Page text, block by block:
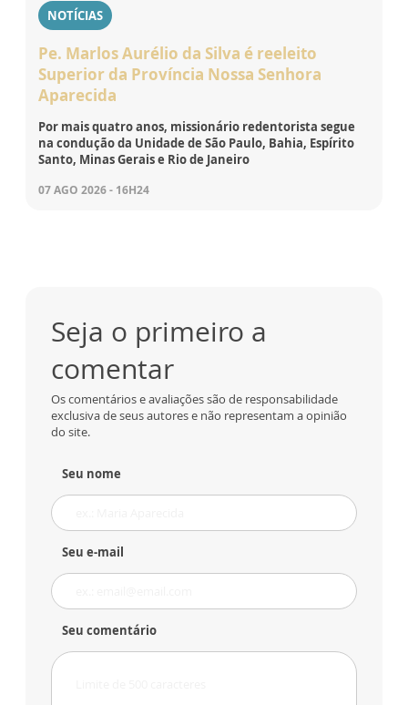
NOTÍCIAS
Pe. Marlos Aurélio da Silva é reeleito
Superior da Província Nossa Senhora
Aparecida
Por mais quatro anos, missionário redentorista segue
na condução da Unidade de São Paulo, Bahia, Espírito
Santo, Minas Gerais e Rio de Janeiro
07 AGO 2026 - 16H24
Seja o primeiro a
comentar
Os comentários e avaliações são de responsabilidade
exclusiva de seus autores e não representam a opinião
do site.
Seu nome
Seu e-mail
Seu comentário